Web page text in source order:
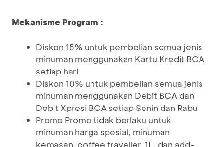
Mekanisme Program :
Diskon 15% untuk pembelian semua jenis
minuman menggunakan Kartu Kredit BCA
setiap hari
Diskon 10% untuk pembelian semua jenis
minuman menggunakan Debit BCA dan
Debit Xpresi BCA setiap Senin dan Rabu
Promo Promo tidak berlaku untuk
minuman harga spesial, minuman
kemasan, coffee traveller, 1L, dan add-